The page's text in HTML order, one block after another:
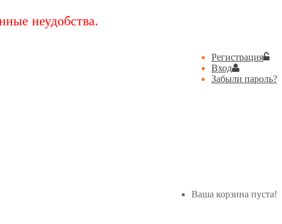
неудобства.
Регистрация
Вход
Забыли пароль?
Ваша корзина пуста!